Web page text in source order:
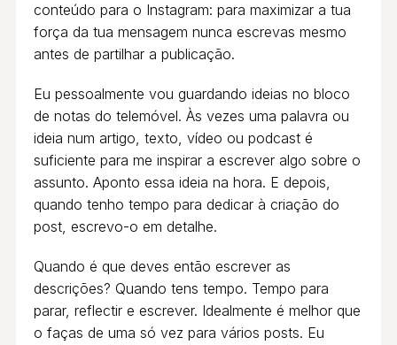
conteúdo para o Instagram: para maximizar a tua
força da tua mensagem nunca escrevas mesmo
antes de partilhar a publicação.
Eu pessoalmente vou guardando ideias no bloco
de notas do telemóvel. Às vezes uma palavra ou
ideia num artigo, texto, vídeo ou podcast é
suficiente para me inspirar a escrever algo sobre o
assunto. Aponto essa ideia na hora. E depois,
quando tenho tempo para dedicar à criação do
post, escrevo-o em detalhe.
Quando é que deves então escrever as
descrições? Quando tens tempo. Tempo para
parar, reflectir e escrever. Idealmente é melhor que
o faças de uma só vez para vários posts. Eu